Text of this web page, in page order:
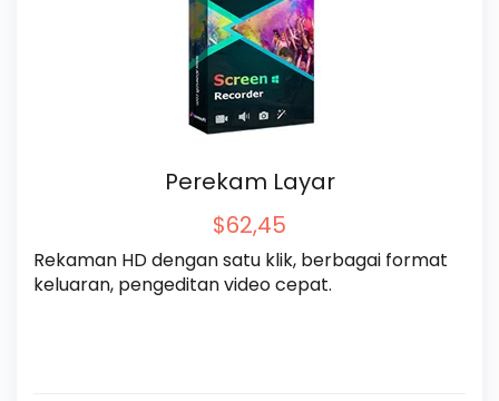
Perekam Layar
$62,45
Rekaman HD dengan satu klik, berbagai format
keluaran, pengeditan video cepat.